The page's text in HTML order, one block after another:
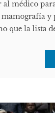
médico
y
que la lista